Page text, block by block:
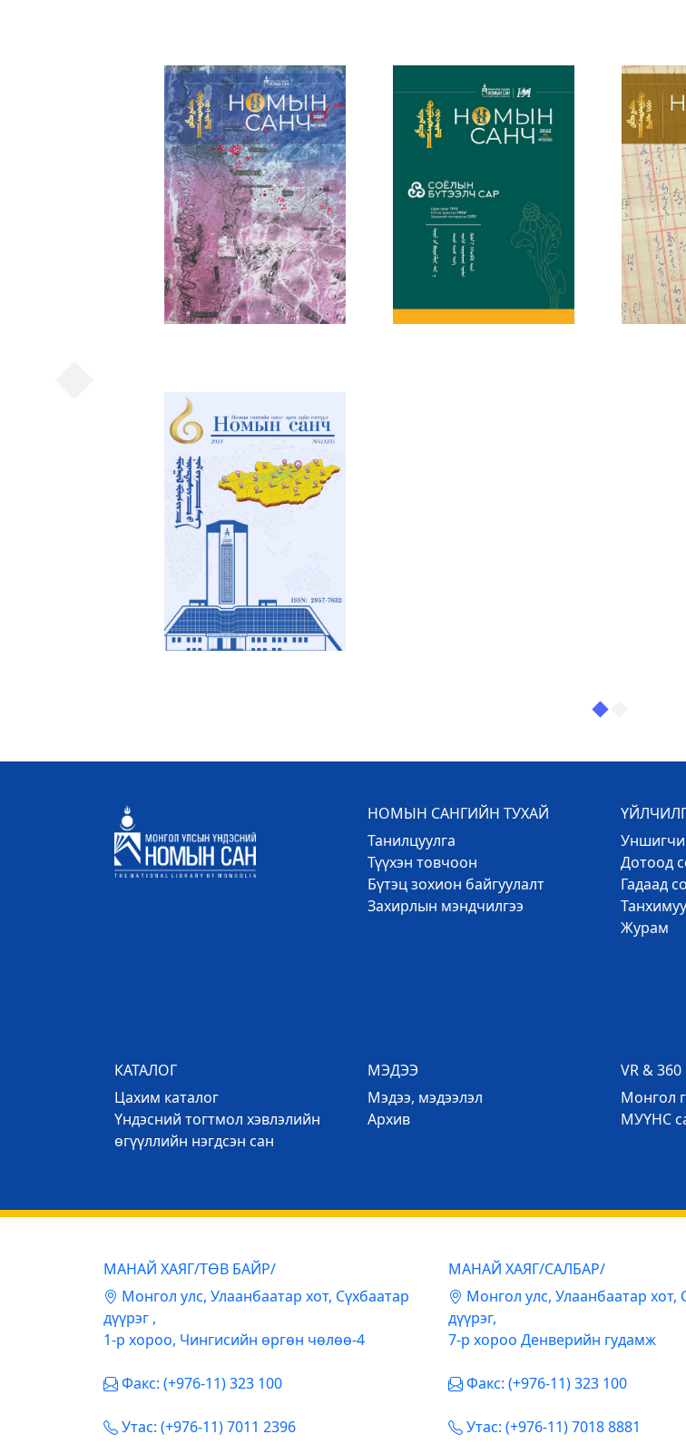
НОМЫН САНГИЙН ТУХАЙ
Танилцуулга
Түүхэн товчоон
Бүтэц зохион байгуулалт
Захирлын мэндчилгээ
Дотоод
Гадаад
Журам
КАТАЛОГ
Цахим каталог
Үндэсний тогтмол хэвлэлийн
өгүүллийн нэгдсэн сан
МЭДЭЭ
Mэдээ, мэдээлэл
Архив
VR & 360
Mонгол
МУҮНС
МАНАЙ ХАЯГ/ТӨВ БАЙР/
Mонгол улс, Улаанбаатар хот, Сүхбаатар
дүүрэг ,
1-р хороо, Чингисийн өргөн чөлөө-4
Факс: (+976-11) 323 100
Утас: (+976-11) 7011 2396
МАНАЙ ХАЯГ/САЛБАР/
Mонгол улс, Улаанбаатар хот,
дүүрэг,
7-р хороо Денверийн гудамж
Факс: (+976-11) 323 100
Утас: (+976-11) 7018 8881